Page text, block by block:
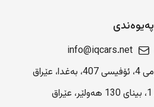
پەیوەندی
info@iqcars.net